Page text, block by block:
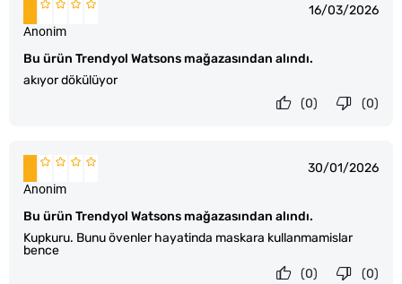
16/03/2026
Bu ürün Trendyol Watsons mağazasından alındı.
akıyor dökülüyor
Anonim
(0)
(0)
30/01/2026
Bu ürün Trendyol Watsons mağazasından alındı.
Kupkuru. Bunu övenler hayatinda maskara kullanmamislar
bence
Anonim
(0)
(0)